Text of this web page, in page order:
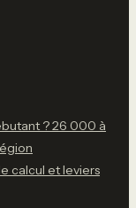
? 26 000 à
calcul et leviers